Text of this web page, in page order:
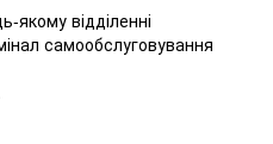
відділенні
самообслуговування